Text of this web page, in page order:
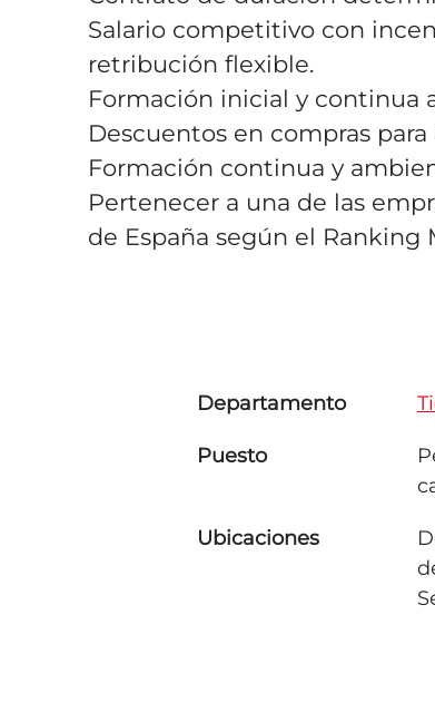
Salario competitivo con
retribución flexible.
Formación inicial y continua
Descuentos en compras
Formación continua y
Pertenecer a una de las
de España según el Ranking
Departamento
Puesto
Ubicaciones